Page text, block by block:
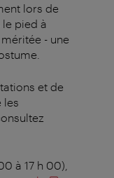
lors de
pied à
- une
et de
les
à 17 h 00),